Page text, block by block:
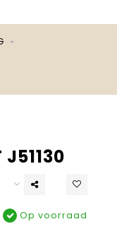
J51130
Op voorraad